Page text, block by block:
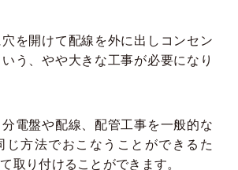
を開けて配線を外に出しコンセン
いう、やや大きな工事が必要になり
電盤や配線、配管工事を一般的な
じ方法でおこなうことができるた
取り付けることができます。